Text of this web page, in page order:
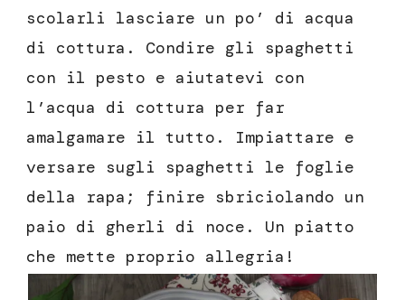
scolarli lasciare un po’ di acqua
di cottura. Condire gli spaghetti
con il pesto e aiutatevi con
l’acqua di cottura per far
amalgamare il tutto. Impiattare e
versare sugli spaghetti le foglie
della rapa; finire sbriciolando un
paio di gherli di noce. Un piatto
che mette proprio allegria!